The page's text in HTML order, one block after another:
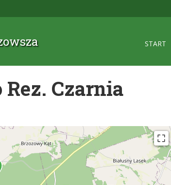
START
Czarnia